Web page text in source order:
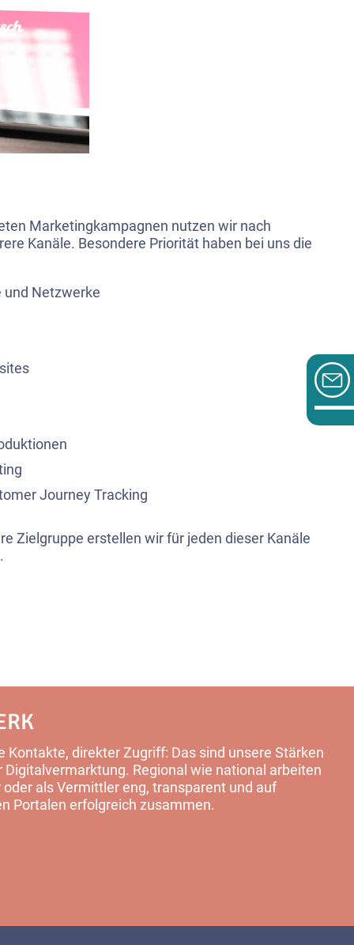
Marketingkampagnen nutzen wir nach
Kanäle. Besondere Priorität haben bei uns die
und Netzwerke
Journey Tracking
Zielgruppe erstellen wir für jeden dieser Kanäle
Kontakte, direkter Zugriff: Das sind unsere Stärken
Regional wie national arbeiten
als Vermittler eng, transparent und auf
Portalen erfolgreich zusammen.